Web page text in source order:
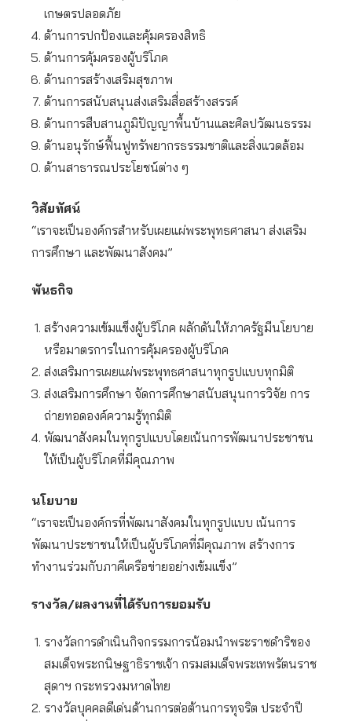
เกษตรปลอดภัย
ด้านการปกป้องและคุ้มครองสิทธิ
ด้านการคุ้มครองผู้บริโภค
ด้านการสร้างเสริมสุขภาพ
ด้านการสนับสนุนส่งเสริมสื่อสร้างสรรค์
ด้านการสืบสานภูมิปัญญาพื้นบ้านและศิลปวัฒนธรรม
ด้านอนุรักษ์ฟื้นฟูทรัพยากรธรรมชาติและสิ่งแวดล้อม
ด้านสาธารณประโยชน์ต่าง ๆ
วิสัยทัศน์
“เราจะเป็นองค์กรสำหรับเผยแผ่พระพุทธศาสนา ส่งเสริม
การศึกษา และพัฒนาสังคม”
พันธกิจ
สร้างความเข้มแข็งผู้บริโภค ผลักดันให้ภาครัฐมีนโยบาย
หรือมาตรการในการคุ้มครองผู้บริโภค
ส่งเสริมการเผยแผ่พระพุทธศาสนาทุกรูปแบบทุกมิติ
ส่งเสริมการศึกษา จัดการศึกษาสนับสนุนการวิจัย การ
ถ่ายทอดองค์ความรู้ทุกมิติ
พัฒนาสังคมในทุกรูปแบบโดยเน้นการพัฒนาประชาชน
ให้เป็นผู้บริโภคที่มีคุณภาพ
นโยบาย
“เราจะเป็นองค์กรที่พัฒนาสังคมในทุกรูปแบบ เน้นการ
พัฒนาประชาชนให้เป็นผู้บริโภคที่มีคุณภาพ สร้างการ
ทำงานร่วมกับภาคีเครือข่ายอย่างเข้มแข็ง”
รางวัล/ผลงานที่ได้รับการยอมรับ
รางวัลการดำเนินกิจกรรมการน้อมนำพระราชดำริของ
สมเด็จพระกนิษฐาธิราชเจ้า กรมสมเด็จพระเทพรัตนราช
สุดาฯ กระทรวงมหาดไทย
รางวัลบุคคลดีเด่นด้านการต่อต้านการทุจริต ประจำปี